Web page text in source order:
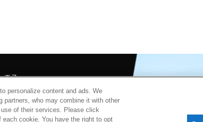
エス
シー
personalize content and ads. We
partners, who may combine it with other
of their services. Please click
cookie. You have the right to opt